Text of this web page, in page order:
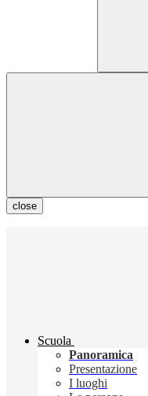
close
Scuola
Panoramica
Presentazione
I luoghi